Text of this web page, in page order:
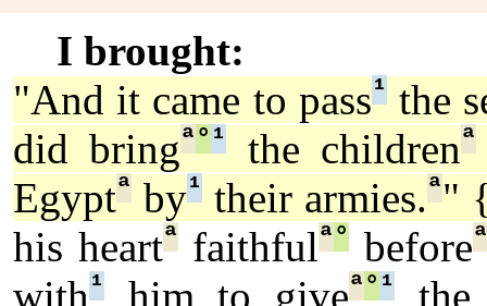
I brought:
"And it came to pass¹the
did bringª° ¹ the childrenª
Egyptª by¹their armies.ª"
his heartªfaithfulª° beforeª
with¹ him to giveª° ¹
the